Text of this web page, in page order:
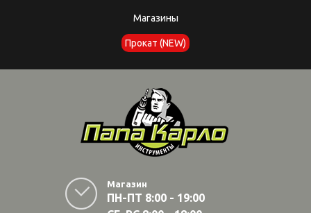
Магазины
Прокат (NEW)
Магазин
ПН-ПТ 8:00 - 19:00